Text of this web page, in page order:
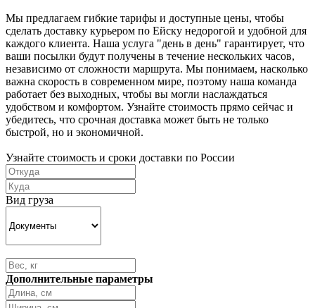
Мы предлагаем гибкие тарифы и доступные цены, чтобы
сделать доставку курьером по Ейску недорогой и удобной для
каждого клиента. Наша услуга "день в день" гарантирует, что
ваши посылки будут получены в течение нескольких часов,
независимо от сложности маршрута. Мы понимаем, насколько
важна скорость в современном мире, поэтому наша команда
работает без выходных, чтобы вы могли наслаждаться
удобством и комфортом. Узнайте стоимость прямо сейчас и
убедитесь, что срочная доставка может быть не только
быстрой, но и экономичной.
Узнайте стоимость и сроки доставки по России
Вид груза
Дополнительные параметры